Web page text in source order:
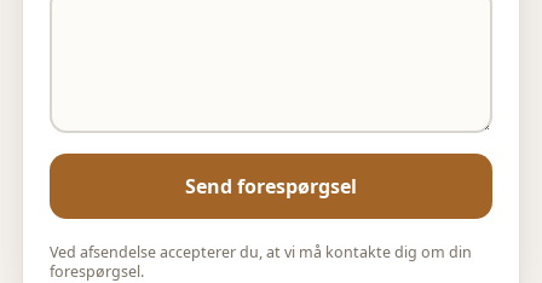
Send forespørgsel
Ved afsendelse accepterer du, at vi må kontakte dig om din
forespørgsel.